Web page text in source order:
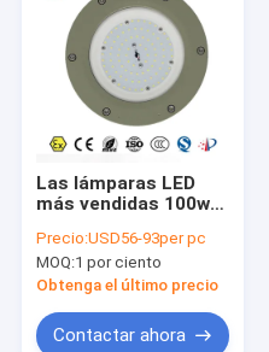
Las lámparas LED
más vendidas 100w
bahía alta con precio
de fábrica 120lm/w
Fabricantes de
explosión
Precio:USD56-93per pc
MOQ:1 por ciento
Obtenga el último precio
Contactar ahora